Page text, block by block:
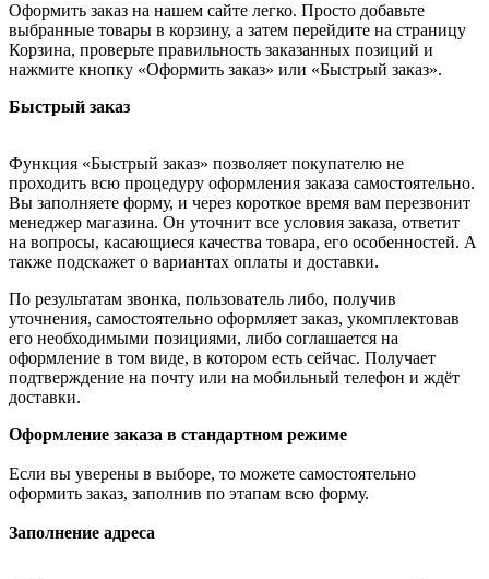
Оформить заказ на нашем сайте легко. Просто добавьте
выбранные товары в корзину, а затем перейдите на страницу
Корзина, проверьте правильность заказанных позиций и
нажмите кнопку «Оформить заказ» или «Быстрый заказ».
Быстрый заказ
Функция «Быстрый заказ» позволяет покупателю не
проходить всю процедуру оформления заказа самостоятельно.
Вы заполняете форму, и через короткое время вам перезвонит
менеджер магазина. Он уточнит все условия заказа, ответит
на вопросы, касающиеся качества товара, его особенностей. А
также подскажет о вариантах оплаты и доставки.
По результатам звонка, пользователь либо, получив
уточнения, самостоятельно оформляет заказ, укомплектовав
его необходимыми позициями, либо соглашается на
оформление в том виде, в котором есть сейчас. Получает
подтверждение на почту или на мобильный телефон и ждёт
доставки.
Оформление заказа в стандартном режиме
Если вы уверены в выборе, то можете самостоятельно
оформить заказ, заполнив по этапам всю форму.
Заполнение адреса